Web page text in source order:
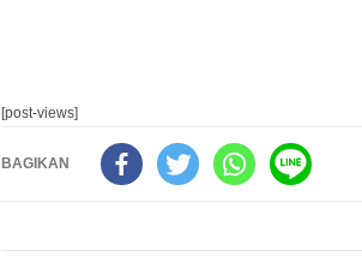
[post-views]
BAGIKAN